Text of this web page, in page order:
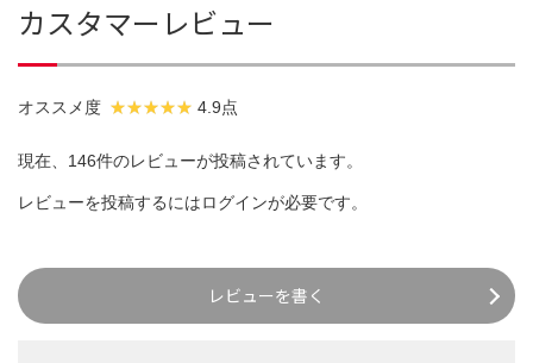
カスタマーレビュー
オススメ度 4.9点
現在、146件のレビューが投稿されています。
レビューを投稿するにはログインが必要です。
レビューを書く